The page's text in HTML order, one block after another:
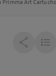
Primma Art